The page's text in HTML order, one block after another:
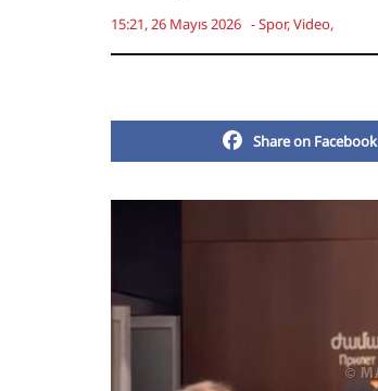
15:21, 26 Mayıs 2026 -Spor,Video,
Share on Facebook